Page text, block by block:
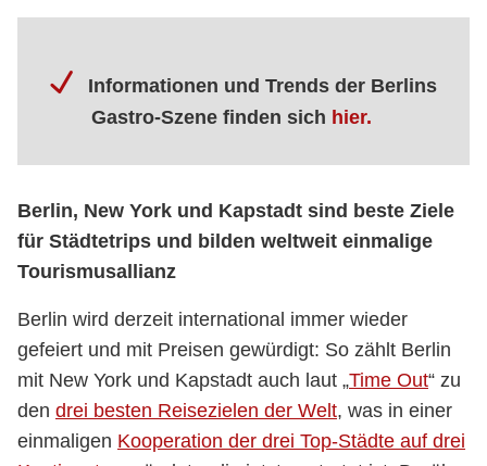
Informationen und Trends der Berlins
Gastro-Szene finden sich hier.
Berlin, New York und Kapstadt sind beste Ziele
für Städtetrips und bilden weltweit einmalige
Tourismusallianz
Berlin wird derzeit international immer wieder
gefeiert und mit Preisen gewürdigt: So zählt Berlin
mit New York und Kapstadt auch laut „Time Out“ zu
den drei besten Reisezielen der Welt, was in einer
einmaligen Kooperation der drei Top-Städte auf drei